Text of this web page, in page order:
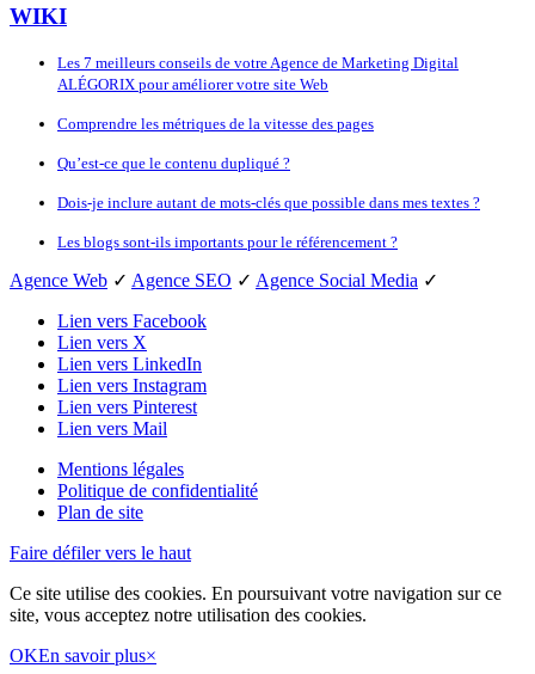
WIKI
Les 7 meilleurs conseils de votre Agence de Marketing Digital
ALÉGORIX pour améliorer votre site Web
Comprendre les métriques de la vitesse des pages
Qu’est-ce que le contenu dupliqué ?
Dois-je inclure autant de mots-clés que possible dans mes textes ?
Les blogs sont-ils importants pour le référencement ?
Agence Web ✓ Agence SEO ✓ Agence Social Media ✓
Lien vers Facebook
Lien vers X
Lien vers LinkedIn
Lien vers Instagram
Lien vers Pinterest
Lien vers Mail
Mentions légales
Politique de confidentialité
Plan de site
Faire défiler vers le haut
Ce site utilise des cookies. En poursuivant votre navigation sur ce
site, vous acceptez notre utilisation des cookies.
OKEn savoir plus×